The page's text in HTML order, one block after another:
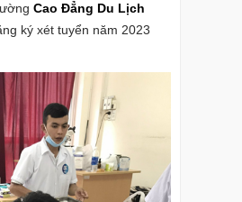
Cao Đẳng Du Lịch
ký xét tuyển năm 2023